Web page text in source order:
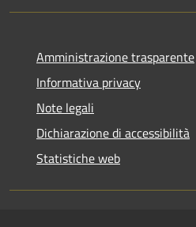
Amministrazione trasparente
Informativa privacy
Note legali
Dichiarazione di accessibilità
Statistiche web